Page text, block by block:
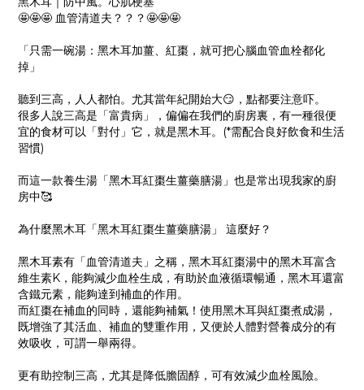
🤩🤩🤩 血管清道夫？？？🤩🤩🤩
「只需一碗湯：黑木耳加薑、紅棗，就可把心腦血管血栓都化
掉」
聽到三高，人人都怕。尤其當年紀開始大😏，點都要注意吓。
很多人說三高是「富貴病」，偏偏在我們的廚房裏，有一種很便
宜的食材可以「對付」它，就是黑木耳。(*需配合良好飲食和生活
習慣)
而這一款養生湯「黑木耳紅棗生薑藥膳湯」也是常出現我家的廚
房中🥰
為什麼黑木耳「黑木耳紅棗生薑藥膳湯」 這麼好？
黑木耳素有「血管清道夫」之稱，黑木耳紅棗湯中的黑木耳富含
維生素K，能夠減少血栓生成，有助於血液循環暢通，黑木耳還富
含鐵元素，能夠達到補血的作用。
而紅棗在補血的同時，還能夠補氣！使用黑木耳與紅棗煮成湯，
既增強了其活血、補血的雙重作用，又便於人體對營養成分的有
效吸收，可謂一舉兩得。
更有助控制三高，尤其是降低膽固醇，可有效減少血栓風險。